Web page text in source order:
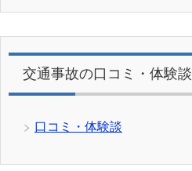
交通事故の口コミ・体験談
口コミ・体験談